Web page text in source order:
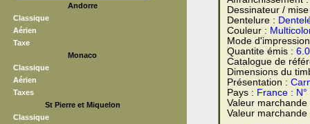
Andorre
Classique
Aérien
Taxe
Monaco
Classique
Aérien
Taxes
St Pierre et Miquelon
Classique
Dessinateur /
Dentelure :
Couleur :
Mode
Quantite émis :
Catalogue de
Dimensions du
Présentation :
Pays : France : N°
Valeur
Valeur